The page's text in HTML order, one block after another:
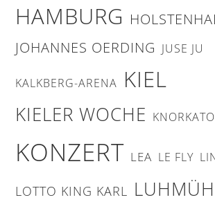
HAMBURG
JOHANNES OERDING JUSE JU
KALKBERG-ARENA KIEL
KIELER WOCHE
KONZERT LEA LE FLY
LOTTO KING KARL